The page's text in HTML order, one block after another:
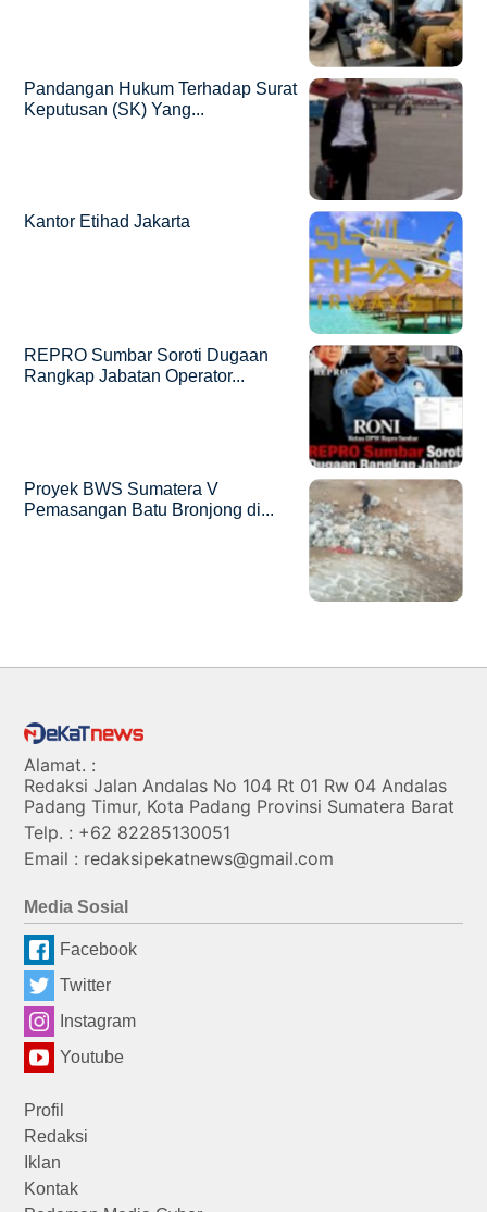
Pandangan Hukum Terhadap Surat
Keputusan (SK) Yang...
Kantor Etihad Jakarta
REPRO Sumbar Soroti Dugaan
Rangkap Jabatan Operator...
Proyek BWS Sumatera V
Pemasangan Batu Bronjong di...
Alamat. :
Redaksi Jalan Andalas No 104 Rt 01 Rw 04 Andalas
Padang Timur, Kota Padang Provinsi Sumatera Barat
Telp. : +62 82285130051
Email : redaksipekatnews@gmail.com
Media Sosial
Facebook
Twitter
Instagram
Youtube
Profil
Redaksi
Iklan
Kontak